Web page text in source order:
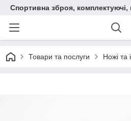
Спортивна зброя, комплектуючі,
Товари та послуги Ножі та